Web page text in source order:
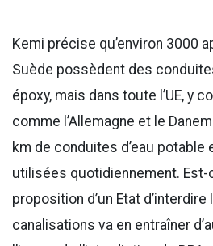
Kemi précise qu’environ 3000
Suède possèdent des
époxy, mais dans toute l’UE, y
comme l’Allemagne et le
km de conduites d’eau potable
utilisées quotidiennement.
proposition d’un Etat d’interdire
canalisations va en entraîner